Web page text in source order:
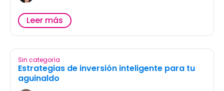
Leer más
Sin categoría
Estrategias de inversión inteligente para tu
aguinaldo